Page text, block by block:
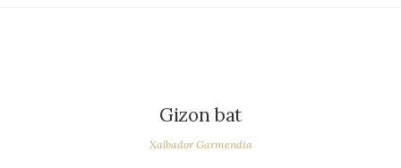
Gizon bat
Xalbador Garmendia